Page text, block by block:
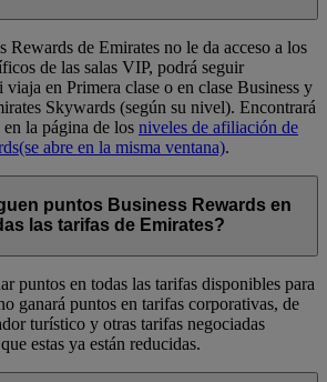
Rewards de Emirates no le da acceso a los
de las salas VIP, podrá seguir
viaja en Primera clase o en clase Business y
Skywards (según su nivel). Encontrará
la página de los niveles de afiliación de
(se abre en la misma ventana).
puntos Business Rewards en
las tarifas de Emirates?
puntos en todas las tarifas disponibles para
ganará puntos en tarifas corporativas, de
turístico y otras tarifas negociadas
estas ya están reducidas.